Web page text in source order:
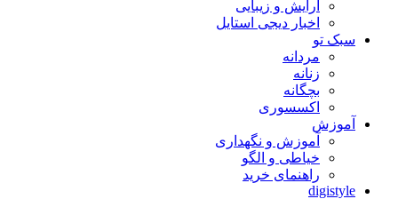
آرایش و زیبایی
اخبار دیجی استایل
سبک تو
مردانه
زنانه
بچگانه
اکسسوری
آموزش
آموزش و نگهداری
خیاطی و الگو
راهنمای خرید
digistyle